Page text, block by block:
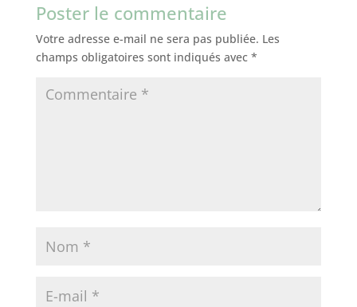
Poster le commentaire
Votre adresse e-mail ne sera pas publiée. Les
champs obligatoires sont indiqués avec *